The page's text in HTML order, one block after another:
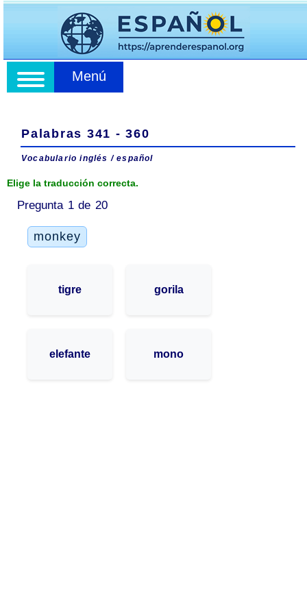
Menú
Palabras 341 - 360
Vocabulario inglés / español
Elige la traducción correcta.
Pregunta 1 de 20
monkey
tigre gorila
elefante mono